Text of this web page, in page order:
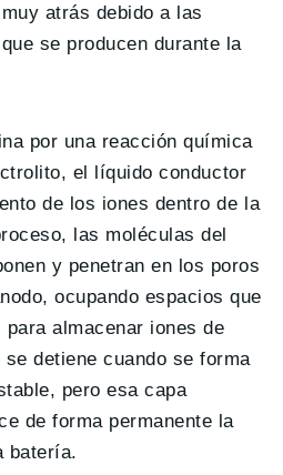
atrás debido a las
se producen durante la
por una reacción química
el líquido conductor
de los iones dentro de la
las moléculas del
y penetran en los poros
ocupando espacios que
almacenar iones de
detiene cuando se forma
pero esa capa
de forma permanente la
batería.